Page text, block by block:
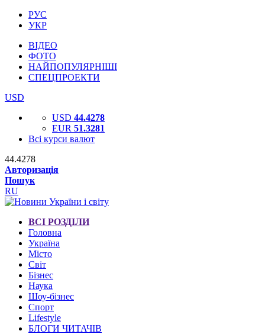
РУС
УКР
ВІДЕО
ФОТО
НАЙПОПУЛЯРНІШІ
СПЕЦПРОЕКТИ
USD
USD 44.4278
EUR 51.3281
Всі курси валют
44.4278
Авторизація
Пошук
RU
ВСІ РОЗДІЛИ
Головна
Україна
Місто
Світ
Бізнес
Наука
Шоу-бізнес
Спорт
Lifestyle
БЛОГИ ЧИТАЧІВ